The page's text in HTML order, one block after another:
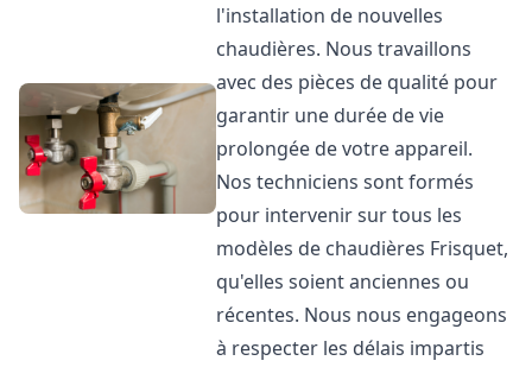
l'installation de nouvelles
chaudières. Nous travaillons
avec des pièces de qualité pour
garantir une durée de vie
prolongée de votre appareil.
Nos techniciens sont formés
pour intervenir sur tous les
modèles de chaudières Frisquet,
qu'elles soient anciennes ou
récentes. Nous nous engageons
à respecter les délais impartis